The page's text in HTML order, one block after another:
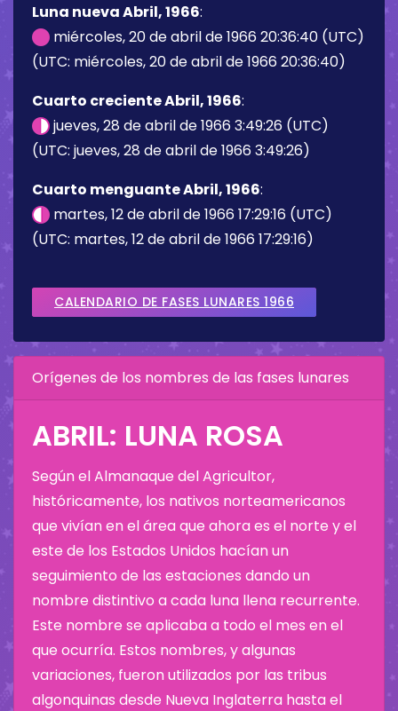
Luna nueva Abril, 1966:
miércoles, 20 de abril de 1966 20:36:40 (UTC)
(UTC: miércoles, 20 de abril de 1966 20:36:40)
Cuarto creciente Abril, 1966:
jueves, 28 de abril de 1966 3:49:26 (UTC)
(UTC: jueves, 28 de abril de 1966 3:49:26)
Cuarto menguante Abril, 1966:
martes, 12 de abril de 1966 17:29:16 (UTC)
(UTC: martes, 12 de abril de 1966 17:29:16)
CALENDARIO DE FASES LUNARES 1966
Orígenes de los nombres de las fases lunares
ABRIL: LUNA ROSA
Según el Almanaque del Agricultor,
históricamente, los nativos norteamericanos
que vivían en el área que ahora es el norte y el
este de los Estados Unidos hacían un
seguimiento de las estaciones dando un
nombre distintivo a cada luna llena recurrente.
Este nombre se aplicaba a todo el mes en el
que ocurría. Estos nombres, y algunas
variaciones, fueron utilizados por las tribus
algonquinas desde Nueva Inglaterra hasta el